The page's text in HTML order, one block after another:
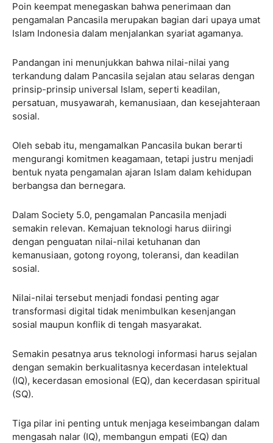
Poin keempat menegaskan bahwa penerimaan dan
pengamalan Pancasila merupakan bagian dari upaya umat
Islam Indonesia dalam menjalankan syariat agamanya.
Pandangan ini menunjukkan bahwa nilai-nilai yang
terkandung dalam Pancasila sejalan atau selaras dengan
prinsip-prinsip universal Islam, seperti keadilan,
persatuan, musyawarah, kemanusiaan, dan kesejahteraan
sosial.
Oleh sebab itu, mengamalkan Pancasila bukan berarti
mengurangi komitmen keagamaan, tetapi justru menjadi
bentuk nyata pengamalan ajaran Islam dalam kehidupan
berbangsa dan bernegara.
Dalam Society 5.0, pengamalan Pancasila menjadi
semakin relevan. Kemajuan teknologi harus diiringi
dengan penguatan nilai-nilai ketuhanan dan
kemanusiaan, gotong royong, toleransi, dan keadilan
sosial.
Nilai-nilai tersebut menjadi fondasi penting agar
transformasi digital tidak menimbulkan kesenjangan
sosial maupun konflik di tengah masyarakat.
Semakin pesatnya arus teknologi informasi harus sejalan
dengan semakin berkualitasnya kecerdasan intelektual
(IQ), kecerdasan emosional (EQ), dan kecerdasan spiritual
(SQ).
Tiga pilar ini penting untuk menjaga keseimbangan dalam
mengasah nalar (IQ), membangun empati (EQ) dan